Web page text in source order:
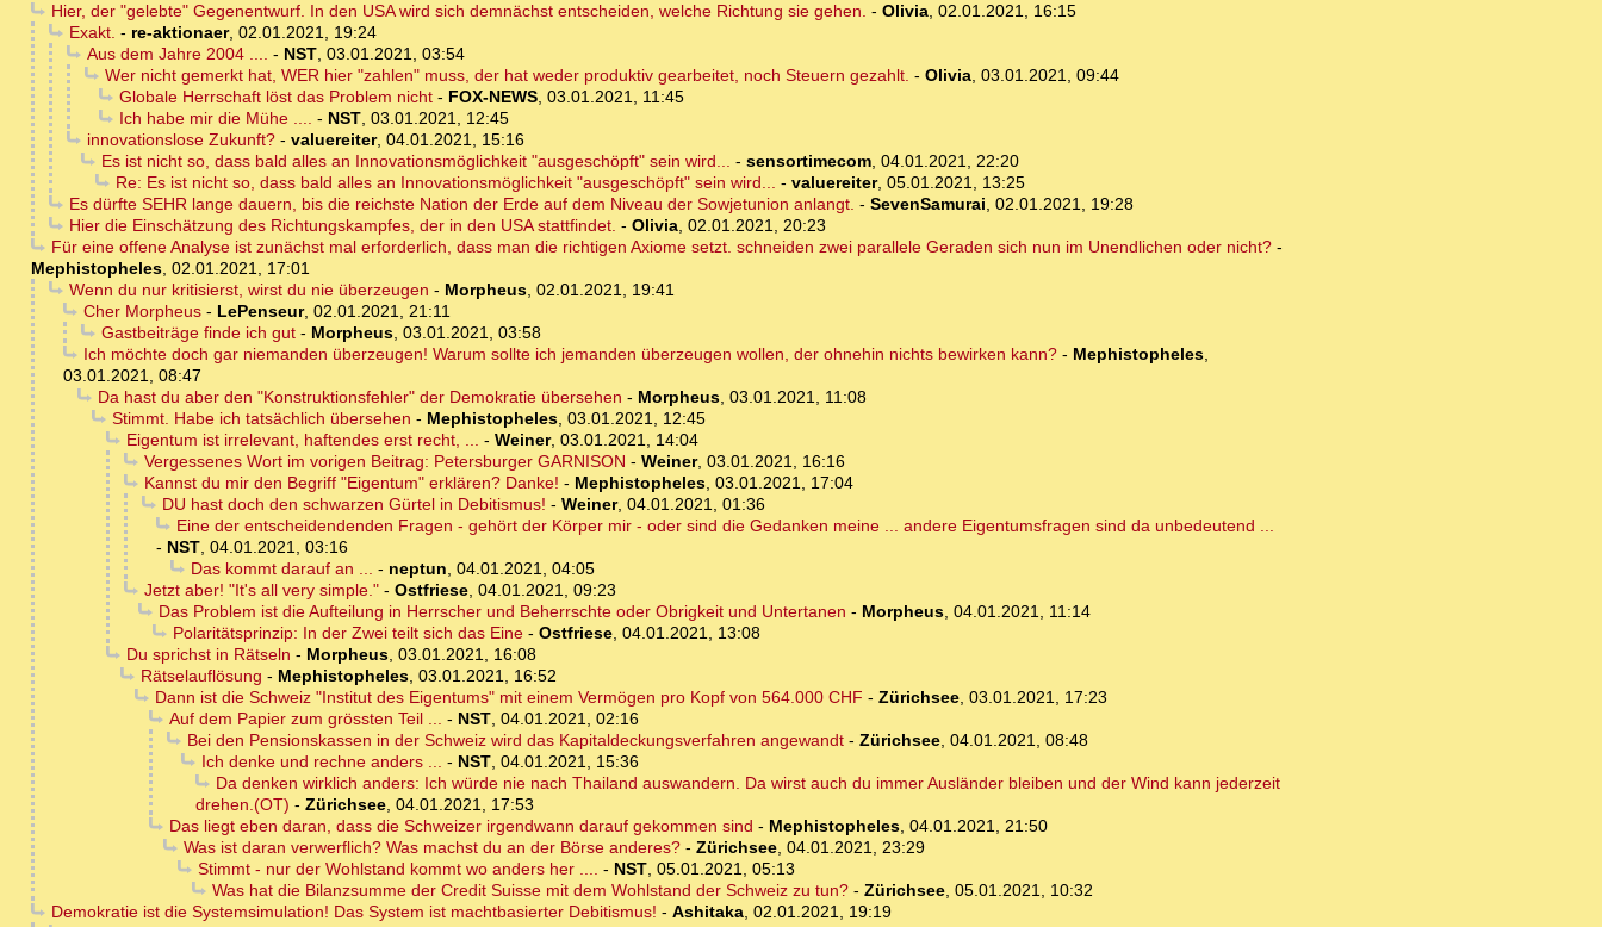
Hier, der "gelebte" Gegenentwurf. In den USA wird sich demnächst entscheiden, welche Richtung sie gehen. - Olivia, 02.01.2021, 16:15
Exakt. - re-aktionaer, 02.01.2021, 19:24
Aus dem Jahre 2004 .... - NST, 03.01.2021, 03:54
Wer nicht gemerkt hat, WER hier "zahlen" muss, der hat weder produktiv gearbeitet, noch Steuern gezahlt. - Olivia, 03.01.2021, 09:44
Globale Herrschaft löst das Problem nicht- FOX-NEWS, 03.01.2021, 11:45
Ich habe mir die Mühe .... - NST, 03.01.2021, 12:45
innovationslose Zukunft?- valuereiter, 04.01.2021, 15:16
Es ist nicht so, dass bald alles an Innovationsmöglichkeit "ausgeschöpft" sein wird... - sensortimecom, 04.01.2021, 22:20
Re: Es ist nicht so, dass bald alles an Innovationsmöglichkeit "ausgeschöpft" sein wird... - valuereiter, 05.01.2021, 13:25
Es dürfte SEHR lange dauern, bis die reichste Nation der Erde auf dem Niveau der Sowjetunion anlangt. - SevenSamurai, 02.01.2021, 19:28
Hier die Einschätzung des Richtungskampfes, der in den USA stattfindet. - Olivia, 02.01.2021, 20:23
Für eine offene Analyse ist zunächst mal erforderlich, dass man die richtigen Axiome setzt. schneiden zwei parallele Geraden sich nun im Unendlichen oder nicht?-
Mephistopheles, 02.01.2021, 17:01
Wenn du nur kritisierst, wirst du nie überzeugen - Morpheus, 02.01.2021, 19:41
Cher Morpheus- LePenseur, 02.01.2021, 21:11
Gastbeiträge finde ich gut- Morpheus, 03.01.2021, 03:58
Ich möchte doch gar niemanden überzeugen! Warum sollte ich jemanden überzeugen wollen, der ohnehin nichts bewirken kann?- Mephistopheles,
03.01.2021, 08:47
Da hast du aber den "Konstruktionsfehler" der Demokratie übersehen - Morpheus, 03.01.2021, 11:08
Stimmt. Habe ich tatsächlich übersehen - Mephistopheles, 03.01.2021, 12:45
Eigentum ist irrelevant, haftendes erst recht, ... - Weiner, 03.01.2021, 14:04
Vergessenes Wort im vorigen Beitrag: Petersburger GARNISON - Weiner, 03.01.2021, 16:16
Kannst du mir den Begriff "Eigentum" erklären? Danke! - Mephistopheles, 03.01.2021, 17:04
DU hast doch den schwarzen Gürtel in Debitismus! - Weiner, 04.01.2021, 01:36
Eine der entscheidendenden Fragen - gehört der Körper mir - oder sind die Gedanken meine ... andere Eigentumsfragen sind da unbedeutend ...
- NST, 04.01.2021, 03:16
Das kommt darauf an ... - neptun, 04.01.2021, 04:05
Jetzt aber! "It's all very simple."- Ostfriese, 04.01.2021, 09:23
Das Problem ist die Aufteilung in Herrscher und Beherrschte oder Obrigkeit und Untertanen - Morpheus, 04.01.2021, 11:14
Polaritätsprinzip: In der Zwei teilt sich das Eine- Ostfriese, 04.01.2021, 13:08
Du sprichst in Rätseln - Morpheus, 03.01.2021, 16:08
Rätselauflösung - Mephistopheles, 03.01.2021, 16:52
Dann ist die Schweiz "Institut des Eigentums" mit einem Vermögen pro Kopf von 564.000 CHF - Zürichsee, 03.01.2021, 17:23
Auf dem Papier zum grössten Teil ... - NST, 04.01.2021, 02:16
Bei den Pensionskassen in der Schweiz wird das Kapitaldeckungsverfahren angewandt- Zürichsee, 04.01.2021, 08:48
Ich denke und rechne anders ... - NST, 04.01.2021, 15:36
Da denken wirklich anders: Ich würde nie nach Thailand auswandern. Da wirst auch du immer Ausländer bleiben und der Wind kann jederzeit
drehen.(OT) - Zürichsee, 04.01.2021, 17:53
Das liegt eben daran, dass die Schweizer irgendwann darauf gekommen sind - Mephistopheles, 04.01.2021, 21:50
Was ist daran verwerflich? Was machst du an der Börse anderes?- Zürichsee, 04.01.2021, 23:29
Stimmt - nur der Wohlstand kommt wo anders her .... - NST, 05.01.2021, 05:13
Was hat die Bilanzsumme der Credit Suisse mit dem Wohlstand der Schweiz zu tun?- Zürichsee, 05.01.2021, 10:32
Demokratie ist die Systemsimulation! Das System ist machtbasierter Debitismus! - Ashitaka, 02.01.2021, 19:19